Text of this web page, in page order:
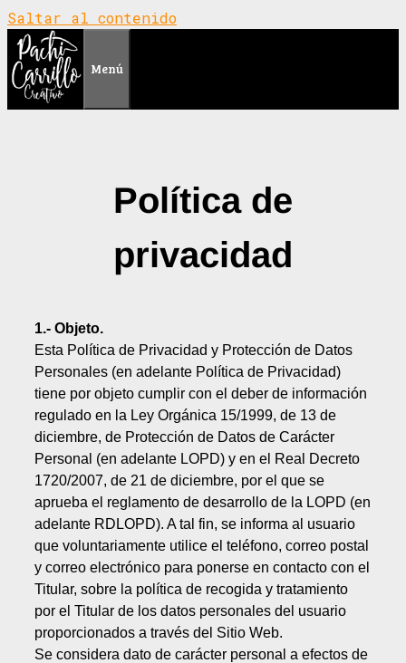
Saltar al contenido
Menú
Política de
privacidad
1.- Objeto.
Esta Política de Privacidad y Protección de Datos
Personales (en adelante Política de Privacidad)
tiene por objeto cumplir con el deber de información
regulado en la Ley Orgánica 15/1999, de 13 de
diciembre, de Protección de Datos de Carácter
Personal (en adelante LOPD) y en el Real Decreto
1720/2007, de 21 de diciembre, por el que se
aprueba el reglamento de desarrollo de la LOPD (en
adelante RDLOPD). A tal fin, se informa al usuario
que voluntariamente utilice el teléfono, correo postal
y correo electrónico para ponerse en contacto con el
Titular, sobre la política de recogida y tratamiento
por el Titular de los datos personales del usuario
proporcionados a través del Sitio Web.
Se considera dato de carácter personal a efectos de